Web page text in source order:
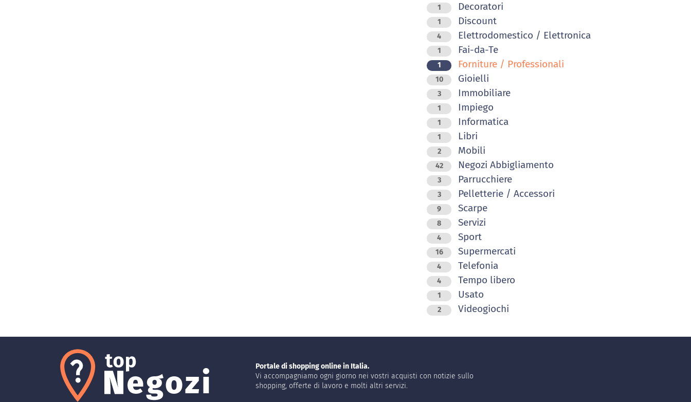
1 Decoratori
1 Discount
4 Elettrodomestico / Elettronica
1 Fai-da-Te
1 Forniture / Professionali
10 Gioielli
3 Immobiliare
1 Impiego
1 Informatica
1 Libri
2 Mobili
42 Negozi Abbigliamento
3 Parrucchiere
3 Pelletterie / Accessori
9 Scarpe
8 Servizi
4 Sport
16 Supermercati
4 Telefonia
4 Tempo libero
1 Usato
2 Videogiochi
Portale di shopping online in Italia.
Vi accompagniamo ogni giorno nei vostri acquisti con notizie sullo
shopping, offerte di lavoro e molti altri servizi.